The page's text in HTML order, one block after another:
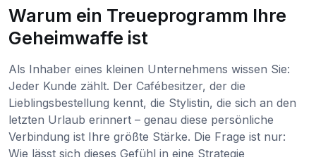
Warum ein Treueprogramm Ihre
Geheimwaffe ist
Als Inhaber eines kleinen Unternehmens wissen Sie:
Jeder Kunde zählt. Der Cafébesitzer, der die
Lieblingsbestellung kennt, die Stylistin, die sich an den
letzten Urlaub erinnert – genau diese persönliche
Verbindung ist Ihre größte Stärke. Die Frage ist nur:
Wie lässt sich dieses Gefühl in eine Strategie